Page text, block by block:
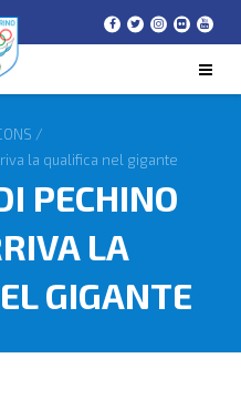
/
la qualifica nel gigante
PECHINO
LA
GIGANTE